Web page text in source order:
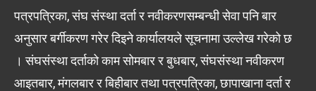
पत्रपत्रिका, संघ संस्था दर्ता र नवीकरणसम्बन्धी सेवा पनि बार
अनुसार बर्गीकरण गरेर दिइने कार्यालयले सूचनामा उल्लेख गरेको छ
। संघसंस्था दर्ताको काम सोमबार र बुधबार, संघसंस्था नवीकरण
आइतबार, मंगलबार र बिहीबार तथा पत्रपत्रिका, छापाखाना दर्ता र